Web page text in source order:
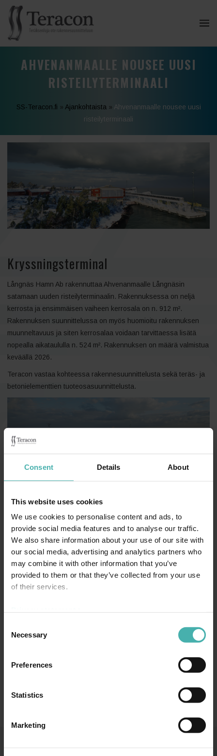
Consent Details About
This website uses cookies
We use cookies to personalise content and ads, to
provide social media features and to analyse our traffic.
We also share information about your use of our site with
our social media, advertising and analytics partners who
may combine it with other information that you’ve
provided to them or that they’ve collected from your use
of their services.
Selection
Necessary
Preferences
Statistics
Marketing
AHVENANMAALLE NOUSEE UUSI
RISTEILYTERMINAALI
SS-Teracon.fi » Ajankohtaista » Ahvenanmaalle nousee uusi
risteilyterminaali
Kryssningsterminal
Långnäs Hamn Ab rakennuttaa Ahvenanmaalle Långnäsin
satamaan uuden risteilyterminaalin. Rakennuksessa on neljä
kerrosta ja ensimmäisen vaiheen kerrosala on n. 912 m².
Rakennuksen suunnittelussa on myös huomioitu rakennuksen
muunneltavuus ja siten kerrosalaa voidaan tarvittaessa lisätä
nopealla aikataululla n. 524 m². Rakennuksen on määrä valmistua
keväällä 2026.
Teracon vastaa kohteessa rakennesuunnittelusta sekä teräs- ja
betonielementtien tuoteosasuunnittelusta.